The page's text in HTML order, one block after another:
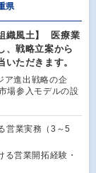
県
織風土】 医療業
、戦略立案から
ただきます。
ア進出戦略の企
場参入モデルの設
営業実務（3～5
る営業開拓経験・